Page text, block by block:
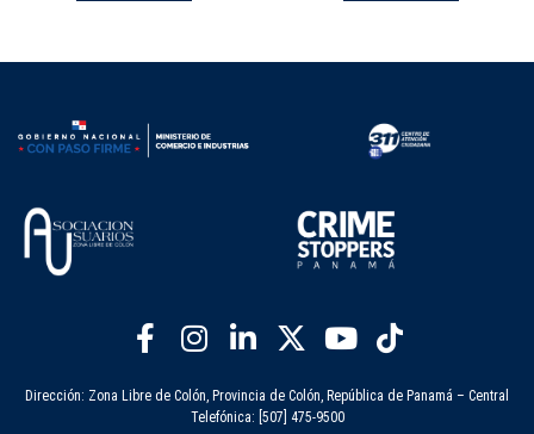
Dirección: Zona Libre de Colón, Provincia de Colón, República de Panamá – Central
Telefónica: [507] 475-9500